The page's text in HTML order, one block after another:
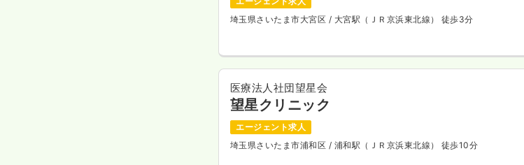
埼玉県さいたま市大宮区 / 大宮駅（ＪＲ京浜東北線） 徒歩3分
医療法人社団望星会
望星クリニック
エージェント求人
埼玉県さいたま市浦和区 / 浦和駅（ＪＲ京浜東北線） 徒歩10分